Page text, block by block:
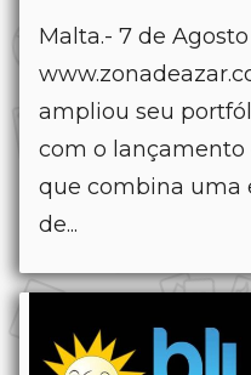
Malta.- 7 de Agosto
ampliou seu
com o lançamento
que combina uma
de...